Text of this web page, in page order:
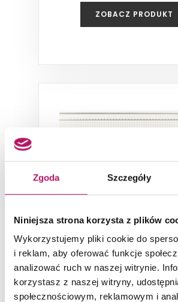
Zgoda Szczegóły
Niniejsza strona korzysta z plików
Wykorzystujemy pliki cookie do
i reklam, aby oferować funkcje
analizować ruch w naszej witrynie.
korzystasz z naszej witryny,
społecznościowym, reklamowym i
ZOBACZ PRODUKT
Tubądzin Abisso
Dekor ścienny, 29,8x74,8
115,60 PLN